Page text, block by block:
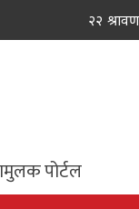
२२
पोर्टल